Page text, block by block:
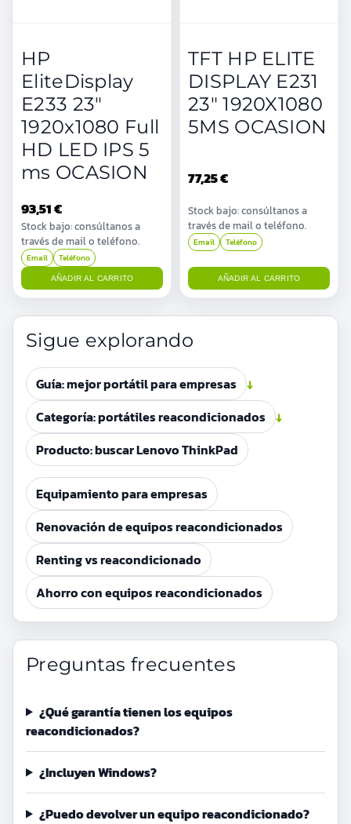
HP
EliteDisplay
E233 23"
1920x1080 Full
HD LED IPS 5
ms OCASION
93,51 €
Stock bajo: consúltanos a
través de mail o teléfono.
Email Teléfono
AÑADIR AL CARRITO
TFT HP ELITE
DISPLAY E231
23" 1920X1080
5MS OCASION
77,25 €
Stock bajo: consúltanos a
través de mail o teléfono.
Email Teléfono
AÑADIR AL CARRITO
Sigue explorando
Guía: mejor portátil para empresas ↓
Categoría: portátiles reacondicionados ↓
Producto: buscar Lenovo ThinkPad
Equipamiento para empresas
Renovación de equipos reacondicionados
Renting vs reacondicionado
Ahorro con equipos reacondicionados
Preguntas frecuentes
¿Qué garantía tienen los equipos
reacondicionados?
¿Incluyen Windows?
¿Puedo devolver un equipo reacondicionado?